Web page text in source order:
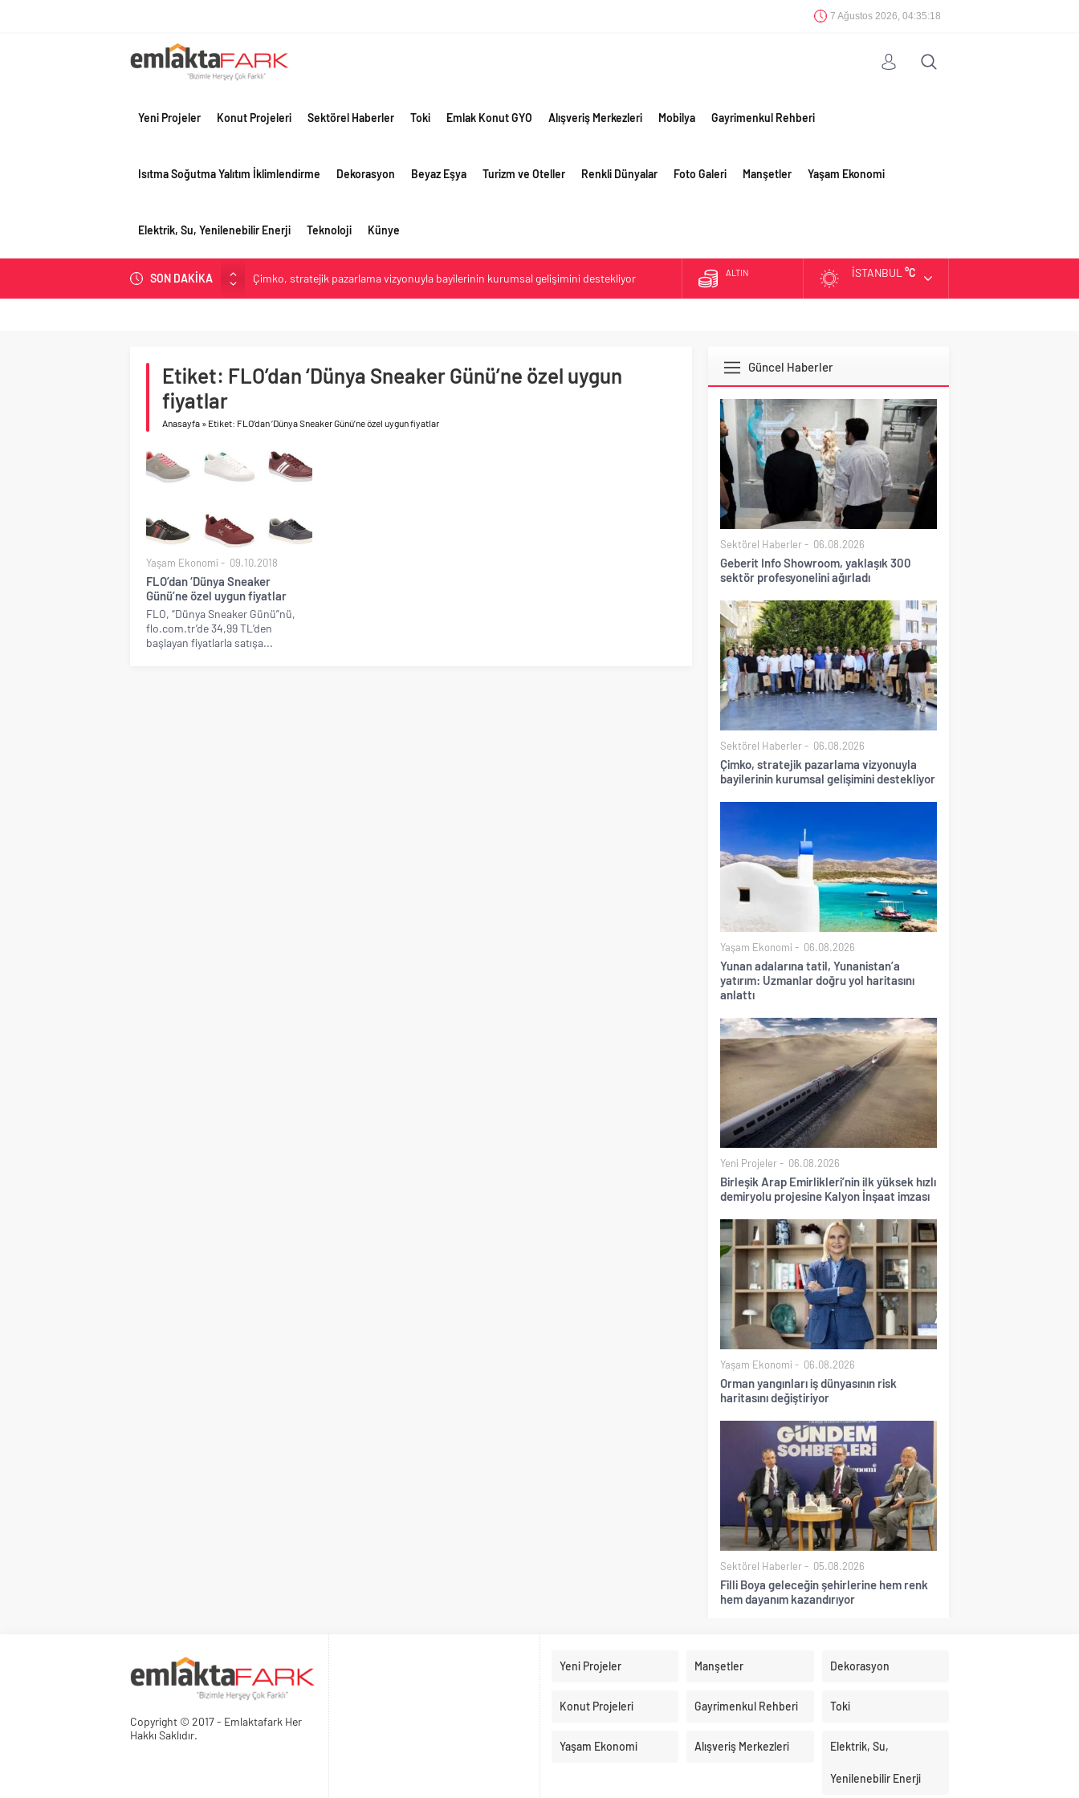
7 Ağustos 2026, 04:35:19
Yeni Projeler Konut Projeleri Sektörel Haberler Toki Emlak Konut GYO Alışveriş Merkezleri Mobilya Gayrimenkul Rehberi
Isıtma Soğutma Yalıtım İklimlendirme Dekorasyon Beyaz Eşya Turizm ve Oteller Renkli Dünyalar Foto Galeri Manşetler Yaşam Ekonomi
Elektrik, Su, Yenilenebilir Enerji Teknoloji Künye
SON DAKİKA
Çimko, stratejik pazarlama vizyonuyla bayilerinin kurumsal gelişimini destekliyor
Birleşik Arap Emirlikleri’nin ilk yüksek hızlı demiryolu projesine Kalyon İnşaat imzası
asfalt şimdi de Kocaeli yollarında
Geberit Info Showroom, yaklaşık 300 sektör profesyonelini ağırladı
ALTIN İSTANBUL °C
Etiket: FLO’dan ‘Dünya Sneaker Günü’ne özel uygun
fiyatlar
Anasayfa » Etiket: FLO’dan ‘Dünya Sneaker Günü’ne özel uygun fiyatlar
Yaşam Ekonomi 09.10.2018
FLO’dan ‘Dünya Sneaker
Günü’ne özel uygun fiyatlar
FLO, “Dünya Sneaker Günü”nü,
flo.com.tr’de 34,99 TL’den
başlayan fiyatlarla satışa...
Güncel Haberler
Sektörel Haberler 06.08.2026
Geberit Info Showroom, yaklaşık 300
sektör profesyonelini ağırladı
Sektörel Haberler 06.08.2026
Çimko, stratejik pazarlama vizyonuyla
bayilerinin kurumsal gelişimini destekliyor
Yaşam Ekonomi 06.08.2026
Yunan adalarına tatil, Yunanistan’a
yatırım: Uzmanlar doğru yol haritasını
anlattı
Yeni Projeler 06.08.2026
Birleşik Arap Emirlikleri’nin ilk yüksek hızlı
demiryolu projesine Kalyon İnşaat imzası
Yaşam Ekonomi 06.08.2026
Orman yangınları iş dünyasının risk
haritasını değiştiriyor
Sektörel Haberler 05.08.2026
Filli Boya geleceğin şehirlerine hem renk
hem dayanım kazandırıyor
Copyright © 2017 - Emlaktafark Her
Hakkı Saklıdır.
Yeni Projeler Manşetler Dekorasyon
Konut Projeleri Gayrimenkul Rehberi Toki
Yaşam Ekonomi Alışveriş Merkezleri Elektrik, Su,
Yenilenebilir Enerji